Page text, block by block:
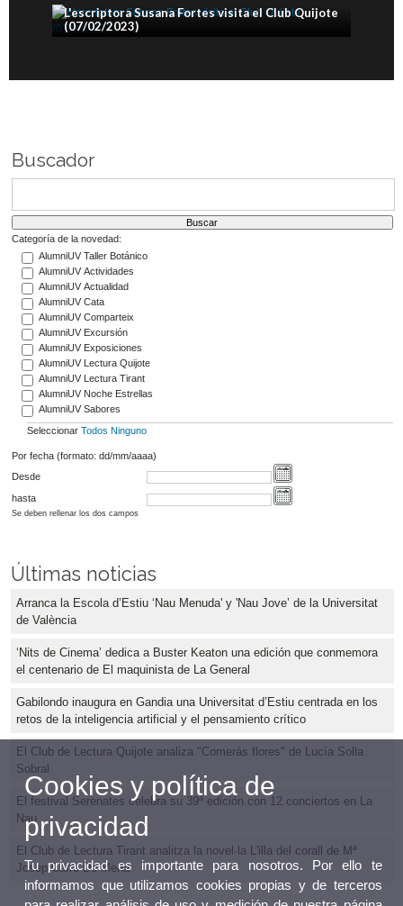
L'escriptora Susana Fortes visita el Club Quijote
(07/02/2023)
Buscador
Categoría de la novedad:
AlumniUV Taller Botánico
AlumniUV Actividades
AlumniUV Actualidad
AlumniUV Cata
AlumniUV Comparteix
AlumniUV Excursión
AlumniUV Exposiciones
AlumniUV Lectura Quijote
AlumniUV Lectura Tirant
AlumniUV Noche Estrellas
AlumniUV Sabores
Seleccionar Todos Ninguno
Por fecha (formato: dd/mm/aaaa)
Desde
hasta
Se deben rellenar los dos campos
Últimas noticias
Arranca la Escola d’Estiu ‘Nau Menuda' y 'Nau Jove’ de la Universitat
de València
‘Nits de Cinema’ dedica a Buster Keaton una edición que conmemora
el centenario de El maquinista de La General
Gabilondo inaugura en Gandia una Universitat d’Estiu centrada en los
retos de la inteligencia artificial y el pensamiento crítico
El Club de Lectura Quijote analiza "Comerás flores" de Lucía Solla
Sobral
El festival Serenates celebra su 39ª edición con 12 conciertos en La
Nau
El Club de Lectura Tirant analitza la novel·la L'illa del corall de Mª
Josep Carro De Mena
Cookies y política de
privacidad
Tu privacidad es importante para nosotros. Por ello te
informamos que utilizamos cookies propias y de terceros